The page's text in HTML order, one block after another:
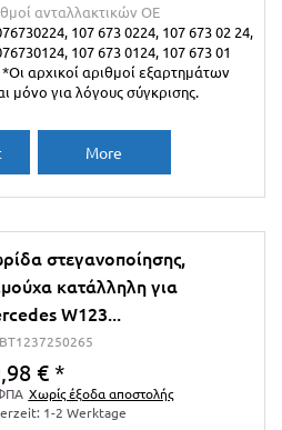
ανταλλακτικών ΟΕ
107 673 0224, 107 673 02 24,
107 673 0124, 107 673 01
αρχικοί αριθμοί εξαρτημάτων
μόνο για λόγους σύγκρισης.
More
στεγανοποίησης,
κατάλληλη για
W123...
€ *
Χωρίς έξοδα αποστολής
1-2 Werktage